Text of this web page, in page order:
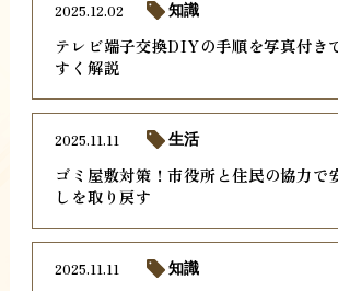
テレビ端子交換DIYの手順を写真付き
すく解説
2025.12.02 知識
ゴミ屋敷対策！市役所と住民の協力で
しを取り戻す
2025.11.11 生活
2025.11.11 知識